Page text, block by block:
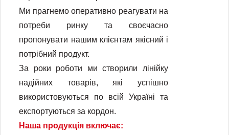
Ми прагнемо оперативно реагувати на
потреби ринку та своєчасно
пропонувати нашим клієнтам якісний і
потрібний продукт.
За роки роботи ми створили лінійку
надійних товарів, які успішно
використовуються по всій Україні та
експортуються за кордон.
Наша продукція включає: